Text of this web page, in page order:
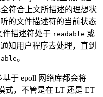
符合上文所描述的理想状
的文件描述符的当前状态
件描述符处于 readable 或
知用户程序去处理，直到
。
于 epoll 网络库都会将
式，不管是在 LT 还是 ET